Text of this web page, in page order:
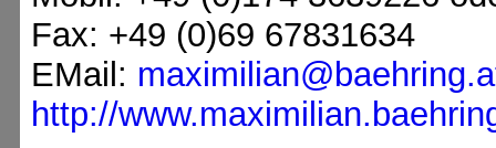
Fax: +49 (0)69 67831634
EMail:
http://